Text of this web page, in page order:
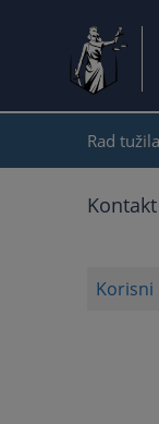
Rad
Kontakt
Korisni